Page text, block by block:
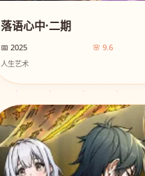
落语心中·二期
📅 2025 🌸 9.6
人生艺术